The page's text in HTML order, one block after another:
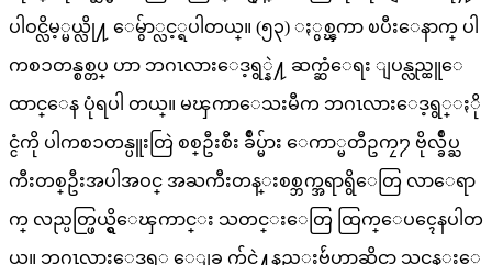
ပါဝင္လိမ့္မယ္လို႔ ေမွ်ာ္လင့္ရပါတယ္။ (၅၃) ႏွစ္ၾကာ ၿပီးေနာက္ ပါ
ကစၥတန္စစ္တပ္ ဟာ ဘဂၤလားေဒ့ရွ္နဲ႔ ဆက္ဆံေရး ျပန္လည္ထူေ
ထာင္ေန ပုံရပါ တယ္။ မၾကာေသးမီက ဘဂၤလားေဒ့ရွ္ႏို
င္ငံကို ပါကစၥတန္ပူးတြဲ စစ္ဦးစီး ခ်ဳပ္မ်ား ေကာ္မတီဥကၠ႒ ဗိုလ္ခ်ဳပ္ႀ
ကီးတစ္ဦးအပါအဝင္ အႀကီးတန္းစစ္ဘက္အရာရွိေတြ လာေရာ
က္ လည္ပတ္ဖြယ္ရွိေၾကာင္း သတင္းေတြ ထြက္ေပၚေနပါတ
ယ္။ ဘဂၤလားေဒ့ရွ္ ေျခ က်င္နဲ႔နည္းဗ်ဴဟာဆိုင္ရာ သင္တန္းေ